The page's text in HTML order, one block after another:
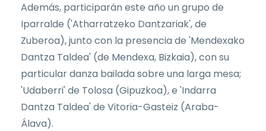
Además, participarán este año un grupo de
Iparralde ('Atharratzeko Dantzariak', de
Zuberoa), junto con la presencia de 'Mendexako
Dantza Taldea' (de Mendexa, Bizkaia), con su
particular danza bailada sobre una larga mesa;
'Udaberri' de Tolosa (Gipuzkoa), e 'Indarra
Dantza Taldea' de Vitoria-Gasteiz (Araba-
Álava).